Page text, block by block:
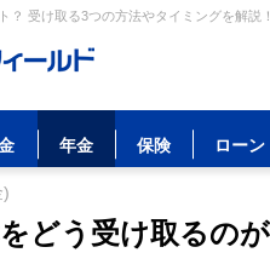
？ 受け取る3つの方法やタイミングを解説
年金 保険 ローン
)
どう受け取るの